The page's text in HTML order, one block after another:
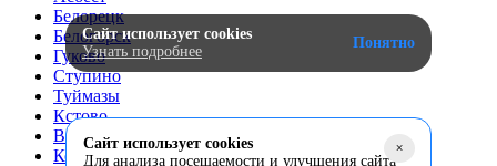
Белорецк
Белогорск
Гуково
Ступино
Туймазы
Кстово
Вольск
Котлас
+
Сайт использует cookies
Для анализа посещаемости и улучшения сайта
Сайт использует cookies
Узнать подробнее
Понятно